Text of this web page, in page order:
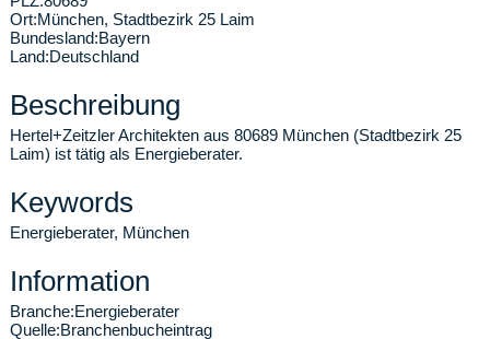
Ort:München, Stadtbezirk 25 Laim
Bundesland:Bayern
Land:Deutschland
Beschreibung
Hertel+Zeitzler Architekten aus 80689 München (Stadtbezirk 25
Laim) ist tätig als Energieberater.
Keywords
Energieberater, München
Information
Branche:Energieberater
Quelle:Branchenbucheintrag